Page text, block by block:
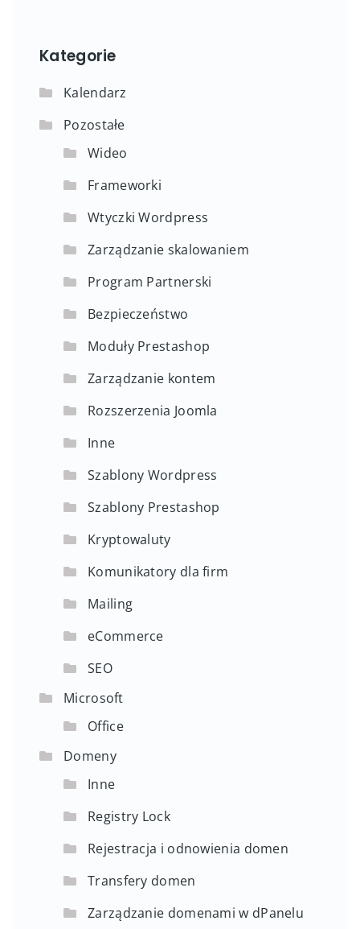
Kategorie
Kalendarz
Pozostałe
Wideo
Frameworki
Wtyczki Wordpress
Zarządzanie skalowaniem
Program Partnerski
Bezpieczeństwo
Moduły Prestashop
Zarządzanie kontem
Rozszerzenia Joomla
Inne
Szablony Wordpress
Szablony Prestashop
Kryptowaluty
Komunikatory dla firm
Mailing
eCommerce
SEO
Microsoft
Office
Domeny
Inne
Registry Lock
Rejestracja i odnowienia domen
Transfery domen
Zarządzanie domenami w dPanelu